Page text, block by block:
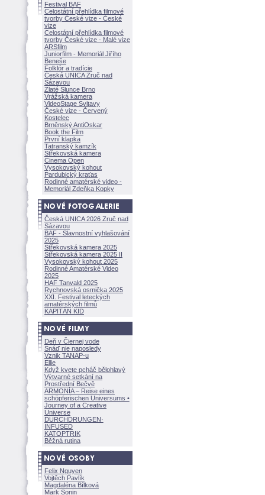
Festival BAF
Celostátní přehlídka filmové
tvorby České vize - České
vize
Celostátní přehlídka filmové
tvorby České vize - Malé vize
ARSfilm
Juniorfilm - Memoriál Jiřího
Beneše
Folklór a tradície
Česká UNICA Zruč nad
Sázavou
Zlaté Slunce Brno
Vrážská kamera
VideoStage Svitavy
České vize - Červený
Kostelec
Brněnský AntiOskar
Book the Film
První klapka
Tatranský kamzík
Střekovská kamera
Cinema Open
Vysokovský kohout
Pardubický kraťas
Rodinné amatérské video -
Memoriál Zdeňka Kopky
Česká UNICA 2026 Zruč nad
Sázavou
BAF - Slavnostní vyhlašování
2025
Střekovská kamera 2025
Střekovská kamera 2025 II
Vysokovský kohout 2025
Rodinné Amatérské Video
2025
HAF Tanvald 2025
Rychnovská osmička 2025
XXI. Festival leteckých
amatérských filmů
KAPITÁN KID
Deň v Čiernej vode
Snáď nie naposledy
Vznik TANAP-u
Ellie
Když kvete pcháč bělohlavý
Výtvarné setkání na
Prostřední Bečvě
ARMONÍA – Reise eines
schöpferischen Universums •
Journey of a Creative
Universe
DURCHDRUNGEN·
INFUSED
KATOPTRIK
Běžná rutina
Felix Nguyen
Vojtěch Pavlík
Magdaléna Bílkov
Mark Sonin